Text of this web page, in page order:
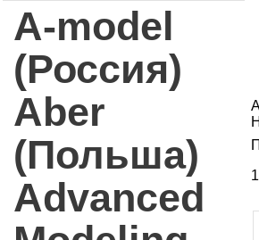
A-model
(Россия)
Aber
(Польша)
Advanced